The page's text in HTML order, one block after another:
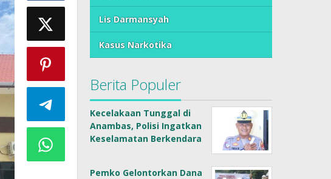
Lis Darmansyah
Kasus Narkotika
Berita Populer
Kecelakaan Tunggal di
Anambas, Polisi Ingatkan
Keselamatan Berkendara
Pemko Gelontorkan Dana